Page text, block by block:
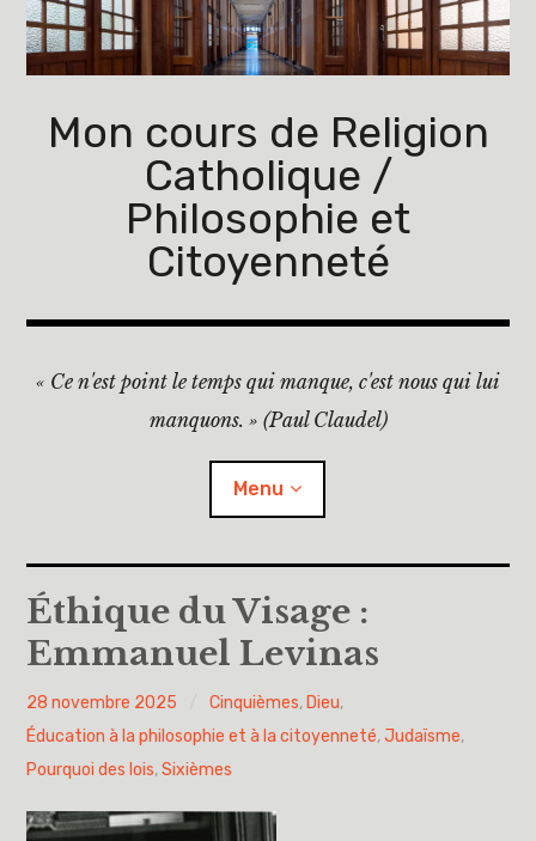
Accéder
contenu
Mon cours de Religion
Catholique /
Philosophie et
Citoyenneté
« Ce n'est point le temps qui manque, c'est nous qui lui
manquons. » (Paul Claudel)
Menu
Accueil
A propos
Cinquièmes
Sixièmes
Pourquoi des lois
Éthique du Visage :
Emmanuel Levinas
PY
H
28 novembre 2025 Cinquièmes, Dieu,
Éducation à la philosophie et à la citoyenneté,Judaïsme,
Pourquoi des lois,Sixièmes